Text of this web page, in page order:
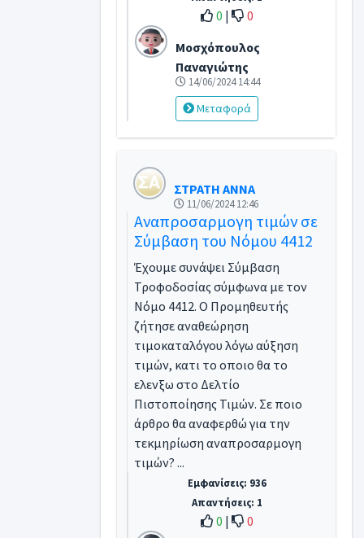
0 |
0
Μοσχόπουλος
Παναγιώτης
14/06/2024 14:44
Μεταφορά
ΣΤΡΑΤΗ ΑΝΝΑ
11/06/2024 12:46
Αναπροσαρμογη τιμών σε
Σύμβαση του Νόμου 4412
Έχουμε συνάψει Σύμβαση
Τροφοδοσίας σύμφωνα με τον
Νόμο 4412. Ο Προμηθευτής
ζήτησε αναθεώρηση
τιμοκαταλόγου λόγω αύξηση
τιμών, κατι το οποιο θα το
ελενξω στο Δελτίο
Πιστοποίησης Τιμών. Σε ποιο
άρθρο θα αναφερθώ για την
τεκμηρίωση αναπροσαρμογη
τιμών? ...
Εμφανίσεις: 936
Απαντήσεις: 1
0 | 0